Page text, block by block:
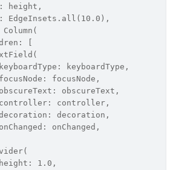
height,
EdgeInsets.all(10.0),
Column(
[
keyboardType,
focusNode,
obscureText,
controller,
decoration,
onChanged,
1.0,